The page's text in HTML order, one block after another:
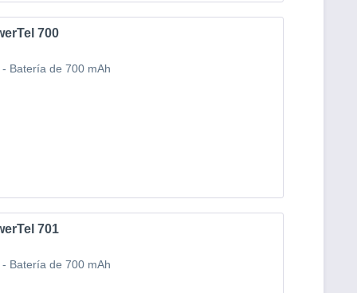
700
Batería de 700 mAh
701
Batería de 700 mAh